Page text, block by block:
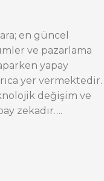
en güncel
ve pazarlama
yapay
yer vermektedir.
değişim ve
zekadır….